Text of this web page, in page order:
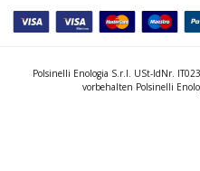
Polsinelli Enologia S.r.l. USt-IdNr.
vorbehalten Polsinelli